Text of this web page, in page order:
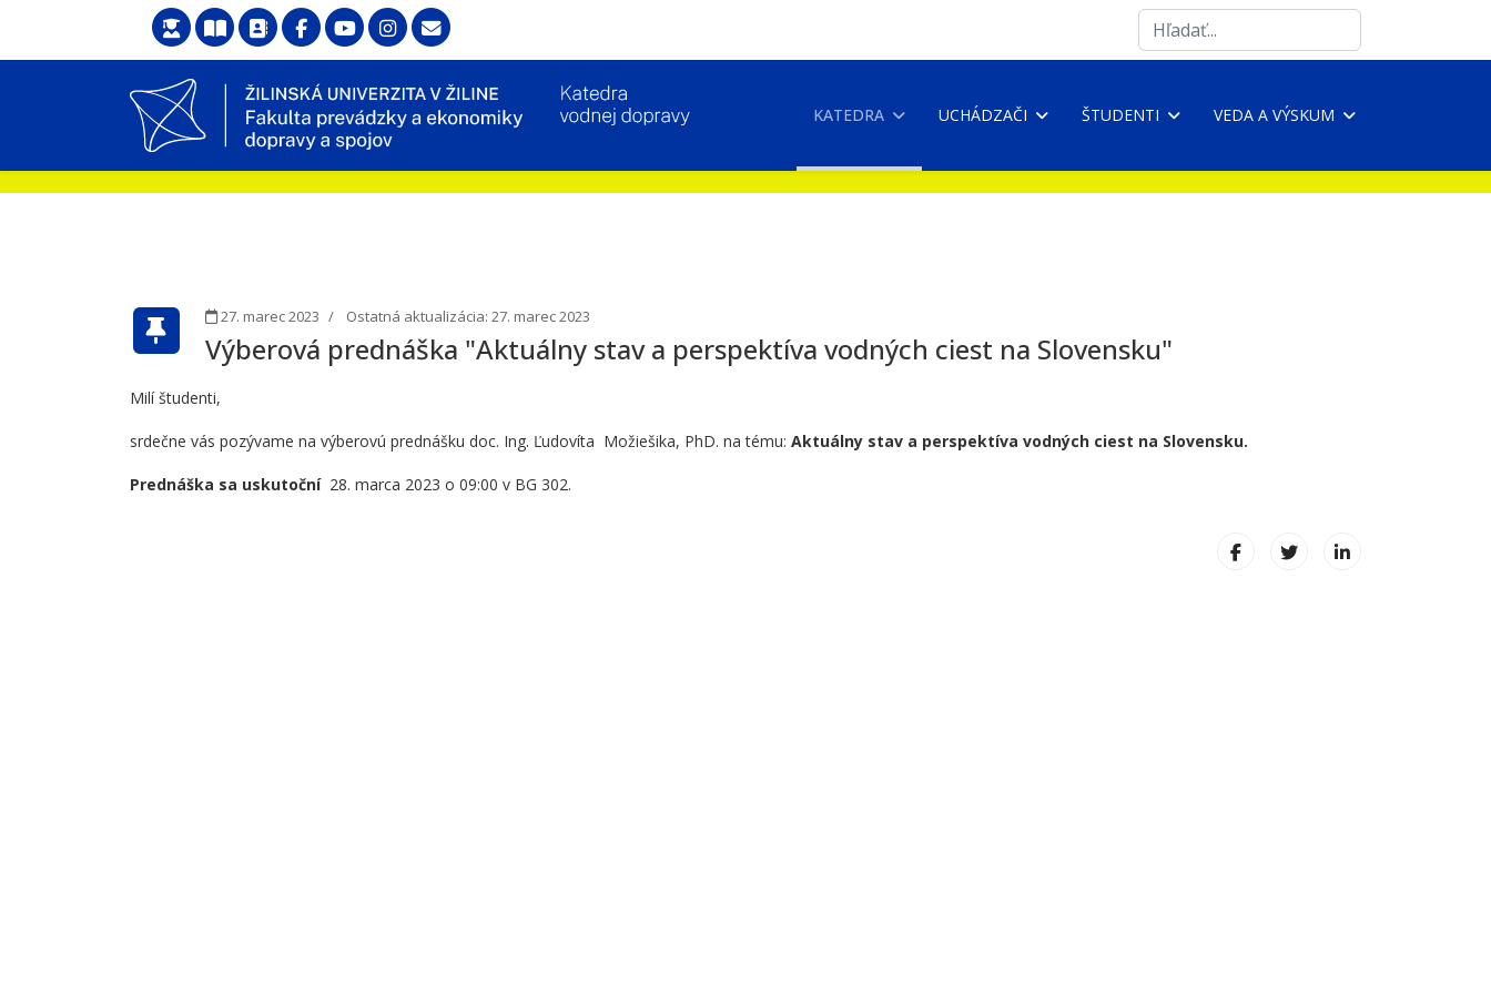
Search
...
KATEDRA UCHÁDZAČI ŠTUDENTI VEDA A VÝSKUM
27. marec 2023 Ostatná aktualizácia: 27. marec 2023
Výberová prednáška "Aktuálny stav a perspektíva vodných ciest na Slovensku"
Milí študenti,
srdečne vás pozývame na výberovú prednášku doc. Ing. Ľudovíta Možiešika, PhD. na tému: Aktuálny stav a perspektíva vodných ciest na Slovensku.
Prednáška sa uskutoční 28. marca 2023 o 09:00 v BG 302.